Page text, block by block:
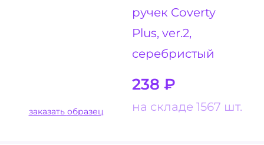
ручек Coverty
Plus, ver.2,
серебристый
238 ₽
на складе 1567 шт.
заказать образец